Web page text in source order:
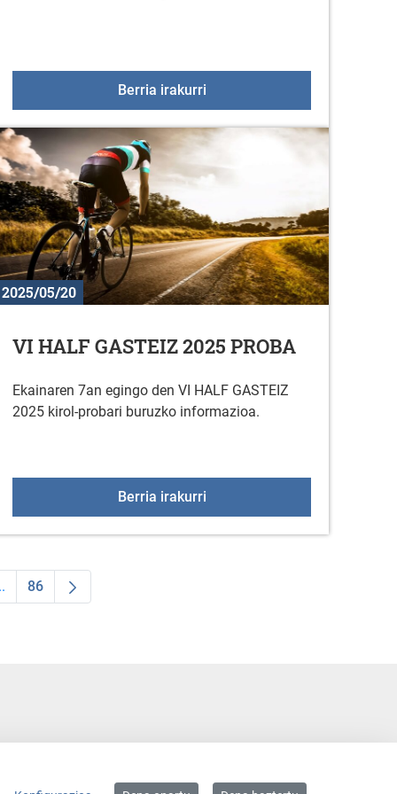
2025 Berria irakurriGorbeialdea Musikaz Blai
2025/05/20
VI HALF GASTEIZ 2025 PROBA
Ekainaren 7an egingo den VI HALF GASTEIZ
2025 kirol-probari buruzko informazioa.
Berria irakurriVI HALF GASTEIZ 2025
to navigate.
Intermediate Pages Use TAB to navigate.
Orrialdea
86